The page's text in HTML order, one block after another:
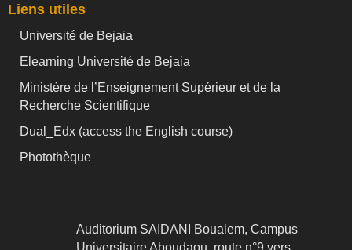
Liens utiles
Université de Bejaia
Elearning Université de Bejaia
Ministère de l’Enseignement Supérieur et de la
Recherche Scientifique
Dual_Edx (access the English course)
Photothèque
Auditorium SAIDANI Boualem, Campus
Universitaire Aboudaou, route n°9 vers